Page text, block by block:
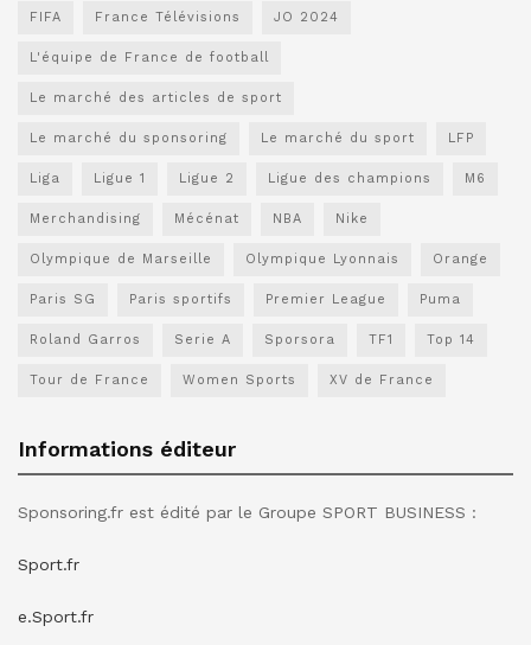
FIFA France Télévisions JO 2024
L'équipe de France de football
Le marché des articles de sport
Le marché du sponsoring Le marché du sport LFP
Liga Ligue 1 Ligue 2 Ligue des champions M6
Merchandising Mécénat NBA Nike
Olympique de Marseille Olympique Lyonnais Orange
Paris SG Paris sportifs Premier League Puma
Roland Garros Serie A Sporsora TF1 Top 14
Tour de France Women Sports XV de France
Informations éditeur
Sponsoring.fr est édité par le Groupe SPORT BUSINESS :
Sport.fr
e.Sport.fr